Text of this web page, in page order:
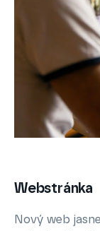
Webstránka
Nový web